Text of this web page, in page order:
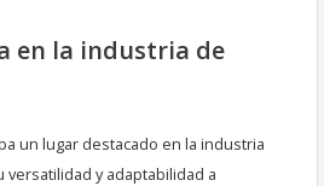
en la industria de
un lugar destacado en la industria
versatilidad y adaptabilidad a